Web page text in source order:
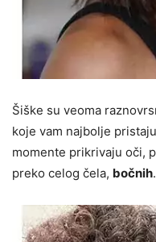
Šiške su veoma
koje vam najbolje
momente prikrivaju oči,
preko celog čela, bočnih.